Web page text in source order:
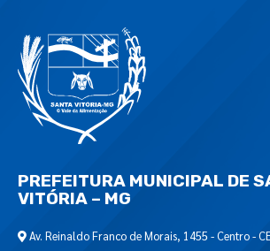
PREFEITURA MUNICIPAL DE
VITÓRIA – MG
Av. Reinaldo Franco de Morais, 1455 - Centro -